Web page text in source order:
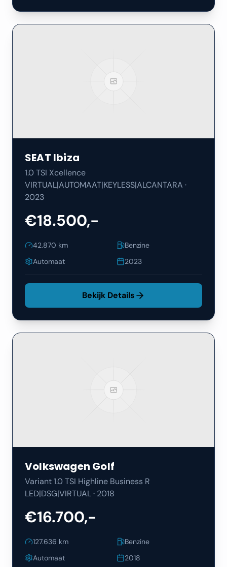
SEAT Ibiza
1.0 TSI Xcellence
VIRTUAL|AUTOMAAT|KEYLESS|ALCANTARA ·
2023
€18.500,-
42.870 km
Benzine
Automaat
2023
Bekijk Details
Volkswagen Golf
Variant 1.0 TSI Highline Business R
LED|DSG|VIRTUAL· 2018
€16.700,-
127.636 km
Benzine
Automaat
2018